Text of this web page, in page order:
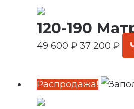
120-190
49 600₽
составляла
49
37 200 ₽
37
Распродажа!